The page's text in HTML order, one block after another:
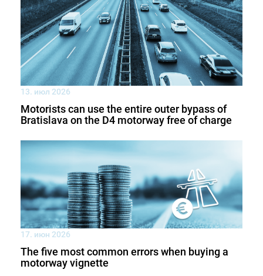
13. июл 2026
Motorists can use the entire outer bypass of
Bratislava on the D4 motorway free of charge
17. июн 2026
The five most common errors when buying a
motorway vignette